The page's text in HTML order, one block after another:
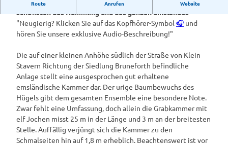
Route Anrufen Website
schönsten des Hümmling und des ganzen Emslandes
"Neugierig? Klicken Sie auf das Kopfhörer-Symbol 🎧 und
hören Sie unsere exklusive Audio-Beschreibung!"
Die auf einer kleinen Anhöhe südlich der Straße von Klein
Stavern Richtung der Siedlung Bruneforth befindliche
Anlage stellt eine ausgesprochen gut erhaltene
emsländische Kammer dar. Der urige Baumbewuchs des
Hügels gibt dem gesamten Ensemble eine besondere Note.
Zwar fehlt eine Umfassung, doch allein die Grabkammer mit
elf Jochen misst 25 m in der Länge und 3 m an der breitesten
Stelle. Auffällig verjüngt sich die Kammer zu den
Schmalseiten hin auf 1,8 m erheblich. Beachtenswert ist vor